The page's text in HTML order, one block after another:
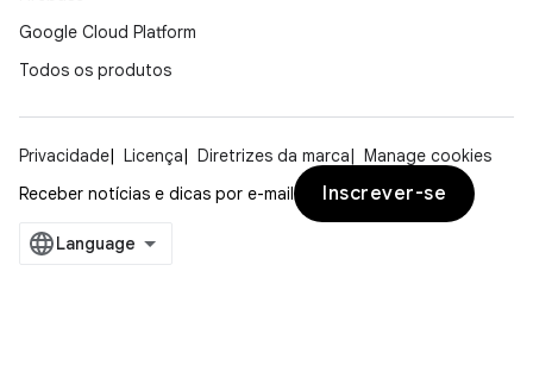
Google Cloud Platform
Todos os produtos
Privacidade Licença Diretrizes da marca
Manage cookies
Receber notícias e dicas por e-mail
Inscrever-se